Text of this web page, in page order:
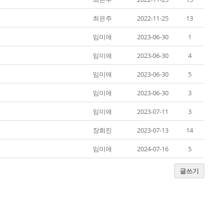
최은주 2022-11-25 13
임미애 2023-06-30 1
임미애 2023-06-30 4
임미애 2023-06-30 5
임미애 2023-06-30 3
임미애 2023-07-11 3
장희진 2023-07-13 14
임미애 2024-07-16 5
글쓰기